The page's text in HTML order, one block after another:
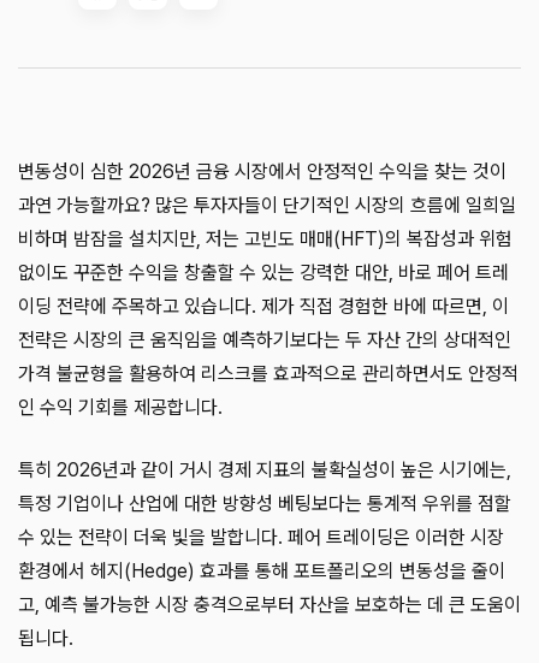
변동성이 심한 2026년 금융 시장에서 안정적인 수익을 찾는 것이
과연 가능할까요? 많은 투자자들이 단기적인 시장의 흐름에 일희일
비하며 밤잠을 설치지만, 저는 고빈도 매매(HFT)의 복잡성과 위험
없이도 꾸준한 수익을 창출할 수 있는 강력한 대안, 바로 페어 트레
이딩 전략에 주목하고 있습니다. 제가 직접 경험한 바에 따르면, 이
전략은 시장의 큰 움직임을 예측하기보다는 두 자산 간의 상대적인
가격 불균형을 활용하여 리스크를 효과적으로 관리하면서도 안정적
인 수익 기회를 제공합니다.
특히 2026년과 같이 거시 경제 지표의 불확실성이 높은 시기에는,
특정 기업이나 산업에 대한 방향성 베팅보다는 통계적 우위를 점할
수 있는 전략이 더욱 빛을 발합니다. 페어 트레이딩은 이러한 시장
환경에서 헤지(Hedge) 효과를 통해 포트폴리오의 변동성을 줄이
고, 예측 불가능한 시장 충격으로부터 자산을 보호하는 데 큰 도움이
됩니다.